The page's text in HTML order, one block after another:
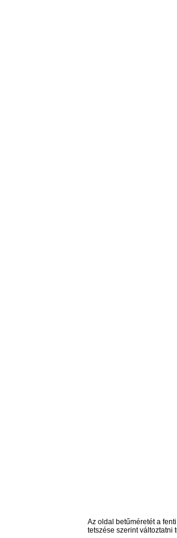
Az oldal betűméretét a
tetszése szerint változtatni